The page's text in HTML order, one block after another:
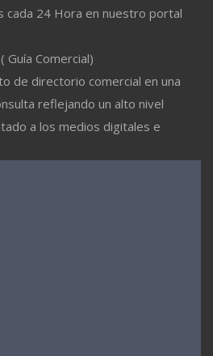
cada 24 Hora en nuestro portal
Comercial)
de directorio comercial en una
reflejando un alto nivel
a los medios digitales e